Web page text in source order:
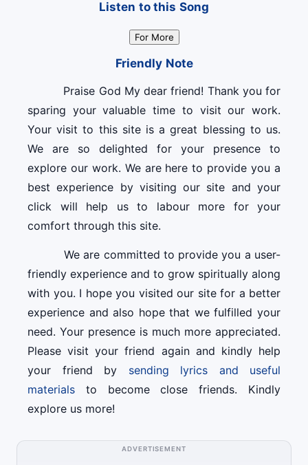
Listen to this Song
For More
Friendly Note
Praise God My dear friend! Thank you for
sparing your valuable time to visit our work.
Your visit to this site is a great blessing to us.
We are so delighted for your presence to
explore our work. We are here to provide you a
best experience by visiting our site and your
click will help us to labour more for your
comfort through this site.
We are committed to provide you a user-
friendly experience and to grow spiritually along
with you. I hope you visited our site for a better
experience and also hope that we fulfilled your
need. Your presence is much more appreciated.
Please visit your friend again and kindly help
your friend by sending lyrics and useful
materials to become close friends. Kindly
explore us more!
ADVERTISEMENT